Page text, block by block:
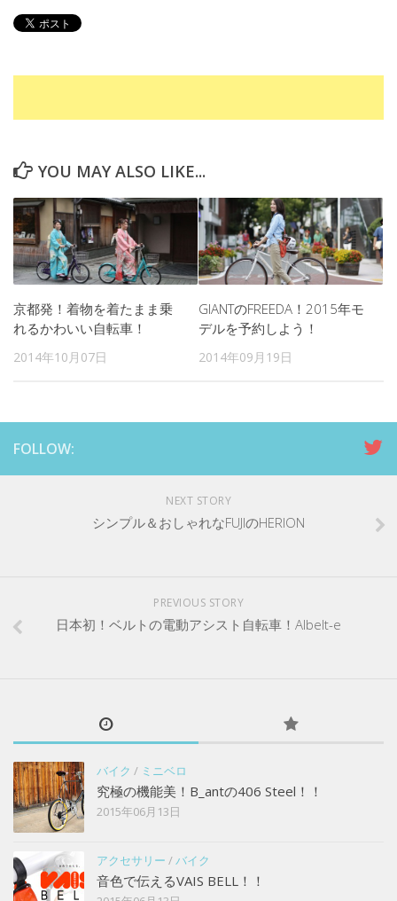
YOU MAY ALSO LIKE...
京都発！着物を着たまま乗
れるかわいい自転車！
2014年10月07日
GIANTのFREEDA！2015年モ
デルを予約しよう！
2014年09月19日
FOLLOW:
NEXT STORY
シンプル＆おしゃれなFUJIのHERION
PREVIOUS STORY
日本初！ベルトの電動アシスト自転車！Albelt-e
バイク / ミニベロ
究極の機能美！B_antの406 Steel！！
2015年06月13日
アクセサリー /バイク
音色で伝えるVAIS BELL！！